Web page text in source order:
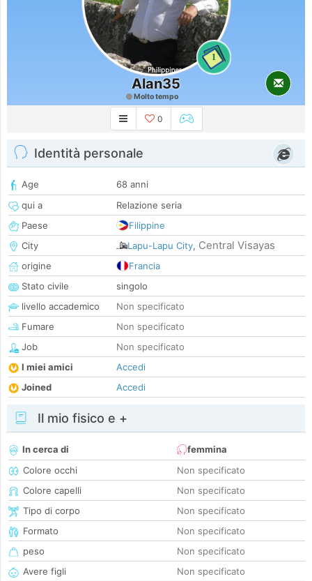
1
Alan35
Molto tempo
0
Identità personale
Age
68 anni
qui a
Relazione seria
Paese
Filippine
City
Lapu-Lapu City, Central Visayas
origine
Francia
Stato civile
singolo
livello accademico
Non specificato
Fumare
Non specificato
Job
Non specificato
I miei amici
Accedi
Joined
Accedi
Il mio fisico e +
In cerca di
femmina
Colore occhi
Non specificato
Colore capelli
Non specificato
Tipo di corpo
Non specificato
Formato
Non specificato
peso
Non specificato
Avere figli
Non specificato